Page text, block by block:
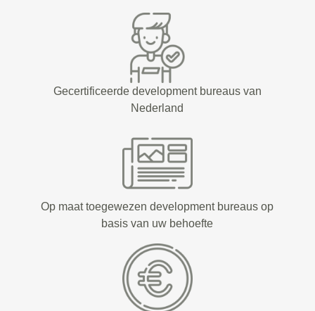
Gecertificeerde development bureaus van
Nederland
Op maat toegewezen development bureaus op
basis van uw behoefte